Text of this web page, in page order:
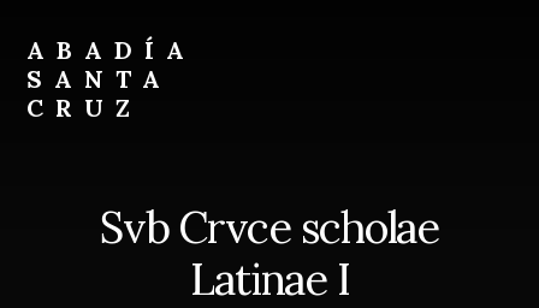
content
footer
ABADÍA
SANTA
CRUZ
Svb Crvce scholae
Latinae I